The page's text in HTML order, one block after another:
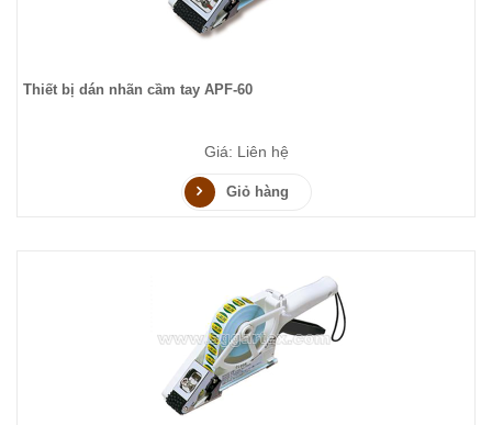
Thiết bị dán nhãn cầm tay APF-60
Giá: Liên hệ
Giỏ hàng